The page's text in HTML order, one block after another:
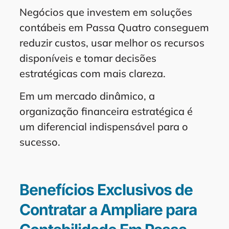
Negócios que investem em soluções
contábeis em Passa Quatro conseguem
reduzir custos, usar melhor os recursos
disponíveis e tomar decisões
estratégicas com mais clareza.
Em um mercado dinâmico, a
organização financeira estratégica é
um diferencial indispensável para o
sucesso.
Benefícios Exclusivos de
Contratar a Ampliare para